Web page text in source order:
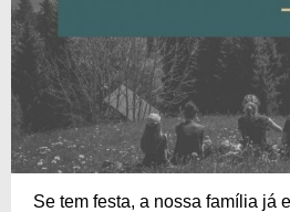
Se tem festa, a nossa família já